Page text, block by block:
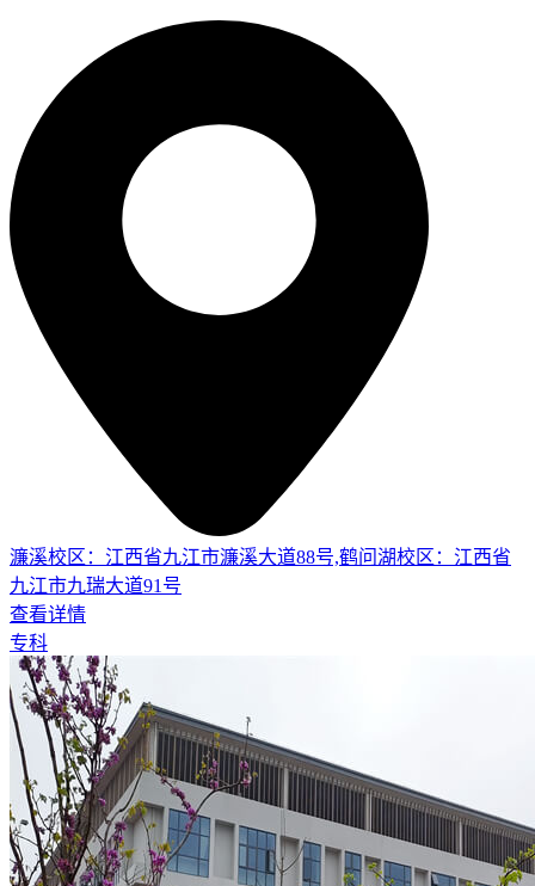
濂溪校区：江西省九江市濂溪大道88号,鹤问湖校区：江西省
九江市九瑞大道91号
查看详情
专科